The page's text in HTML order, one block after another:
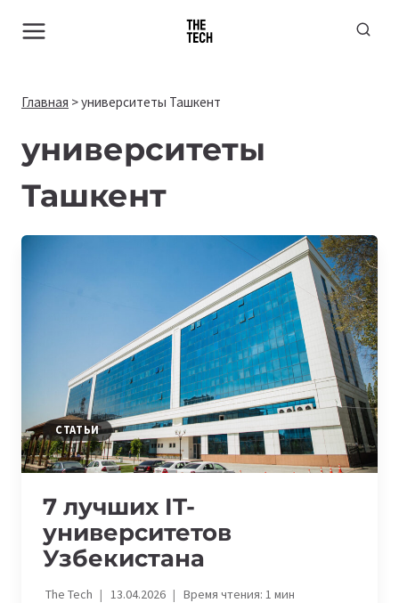
Главная >университеты Ташкент
университеты
Ташкент
СТАТЬИ
7 лучших IT-
университетов
Узбекистана
The Tech 13.04.2026 Время чтения: 1мин